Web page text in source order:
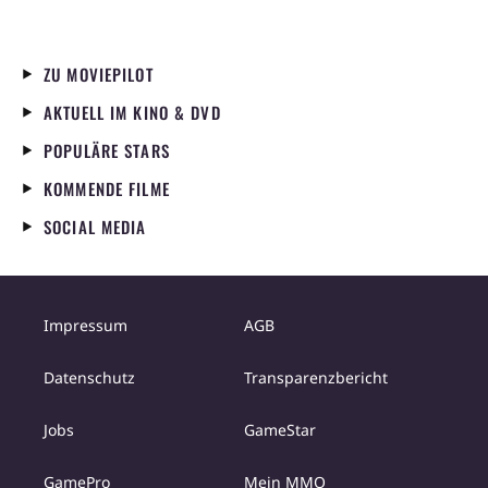
ZU MOVIEPILOT
AKTUELL IM KINO & DVD
POPULÄRE STARS
KOMMENDE FILME
SOCIAL MEDIA
Impressum AGB
Datenschutz Transparenzbericht
Jobs GameStar
GamePro Mein MMO